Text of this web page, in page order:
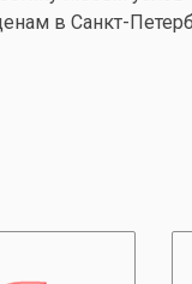
в Санкт-